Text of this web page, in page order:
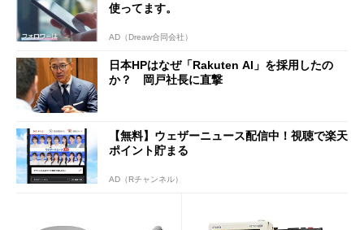
使ってます。
AD（Dreaw合同会社）
日本HPはなぜ「Rakuten AI」を採用したの
か？ 岡戸社長に直撃
【無料】ウェザーニュース配信中！視聴で楽天
ポイント貯まる
AD（Rチャンネル）